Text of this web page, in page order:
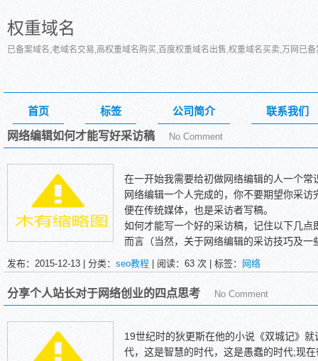
权重域名
已备案域名,老域名交易,高权重域名购买,百度权重域名出售,权重域名买卖,万网已
首页 标签 公司简介 联系我们
网络编辑如何才能写好采访稿 No Comment
在一开始我需要给初做网络编辑的人一个
网络编辑一个人完成的，你不要期望你采
便在传统媒体，也是采访者写稿。
如何才能写一个好的采访稿，记住以下几
而言（当然，关于网络编辑的采访技巧及
说简单的几点）：
第一，轻松。是指语境轻松，让读者不觉
去折磨读者。无论何种新闻，总是要照顾读
发布：2015-12-13 | 分类： seo教程 | 阅读： 63 次 | 标签： 网络
分享个人站长对于网络创业的四点思考 No Comment
19世纪时的狄更斯在他的小说《双城记》
代，这是智慧的时代，这是愚蠢的时代;现